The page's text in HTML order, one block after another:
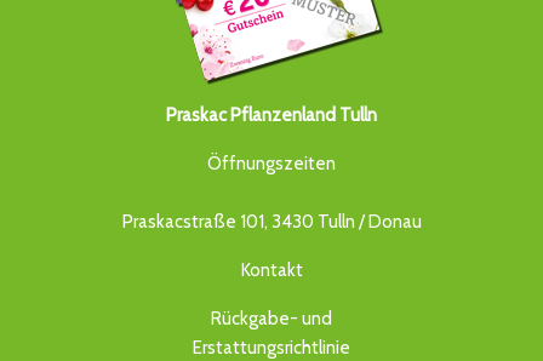
Praskac Pflanzenland Tulln
Öffnungszeiten
Praskacstraße 101, 3430 Tulln / Donau
Kontakt
Rückgabe- und
Erstattungsrichtlinie